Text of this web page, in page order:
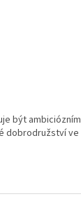
být
dobrodružství ve